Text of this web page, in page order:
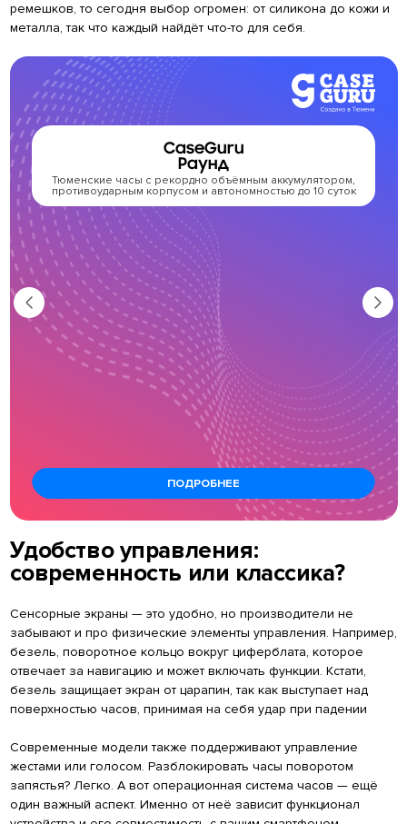
ремешков, то сегодня выбор огромен: от силикона до кожи и
металла, так что каждый найдёт что-то для себя.
CaseGuru
Раунд
Тюменские часы с рекордно объёмным аккумулятором,
противоударным корпусом и автономностью до 10 суток
ПОДРОБНЕЕ
Удобство управления:
современность или классика?
Сенсорные экраны — это удобно, но производители не
забывают и про физические элементы управления. Например,
безель, поворотное кольцо вокруг циферблата, которое
отвечает за навигацию и может включать функции. Кстати,
безель защищает экран от царапин, так как выступает над
поверхностью часов, принимая на себя удар при падении
Современные модели также поддерживают управление
жестами или голосом. Разблокировать часы поворотом
запястья? Легко. А вот операционная система часов — ещё
один важный аспект. Именно от неё зависит функционал